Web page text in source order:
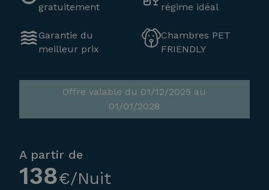
gratuitement
régime idéal
Garantie du
meilleur prix
Chambres PET
FRIENDLY
Offre valable du 01/12/2025 au
01/01/2028
A partir de
138€/Nuit